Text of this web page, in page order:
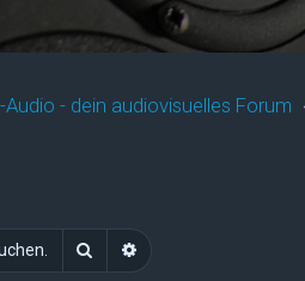
Audio - dein audiovisuelles Forum
Suche Erweiterte Suche